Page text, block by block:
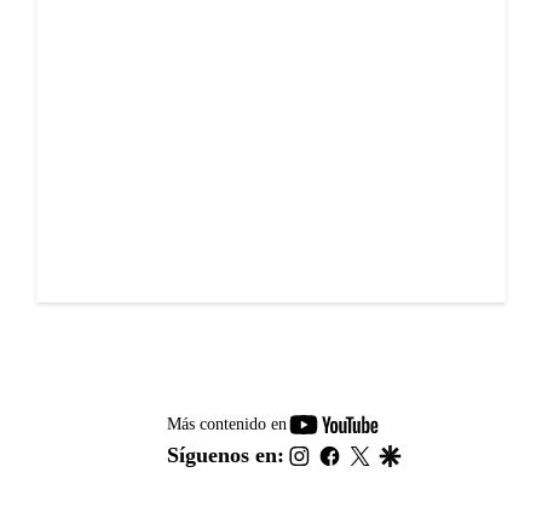
Más contenido en
youtube-
footer
Síguenos en: instagram
facebook
twitter